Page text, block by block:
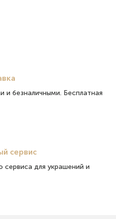
и безналичными. Бесплатная
сервис
сервиса для украшений и